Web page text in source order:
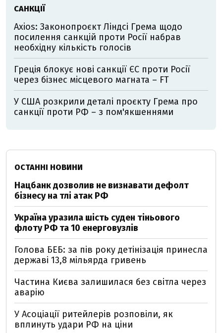
САНКЦІЇ
Axios: Законопроєкт Ліндсі Грема щодо
посилення санкцій проти Росії набрав
необхідну кількість голосів
Греція блокує нові санкції ЄС проти Росії
через бізнес місцевого магната – FT
У США розкрили деталі проєкту Грема про
санкції проти РФ – з пом'якшеннями
ОСТАННІ НОВИНИ
Нацбанк дозволив не визнавати дефолт
бізнесу на тлі атак РФ
Україна уразила шість суден тіньового
флоту РФ та 10 енерговузлів
Голова БЕБ: за пів року детінізація принесла
державі 13,8 мільярда гривень
Частина Києва залишилася без світла через
аварію
У Асоціації ритейлерів розповіли, як
вплинуть удари РФ на ціни